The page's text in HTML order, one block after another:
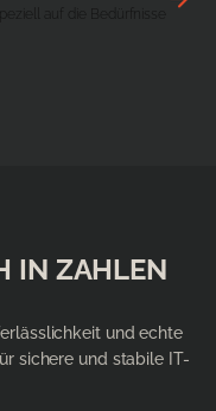
IN ZAHLEN
und echte
sichere und stabile IT-